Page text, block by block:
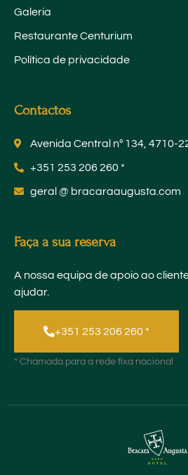
Galeria
Restaurante Centurium
Política de privacidade
Contactos
Avenida Central nº 134, 4710-
+351 253 206 260 *
geral @ bracaraaugusta.com
Faça a sua reserva
A nossa equipa de apoio ao
ajudar.
+351 253 206 260 *
* Chamada para a rede fixa nacional